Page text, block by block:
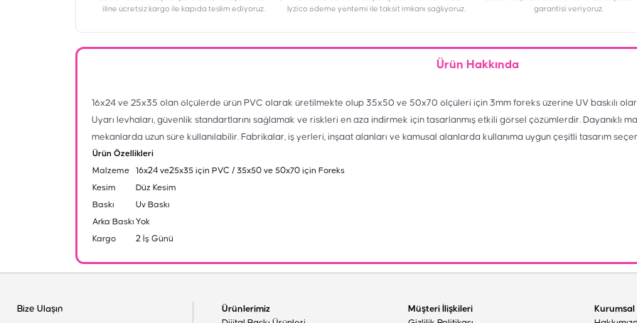
iline ücretsiz kargo ile kapıda teslim ediyoruz.
İyzico ödeme yöntemi ile taksit imkanı sağlıyoruz.
garantisi veriyoruz.
Ürün Hakkında
16x24 ve 25x35 olan ölçülerde ürün PVC olarak üretilmekte olup 35x50 ve 50x70 ölçüleri için 3mm foreks üzerine UV baskılı
Uyarı levhaları, güvenlik standartlarını sağlamak ve riskleri en aza indirmek için tasarlanmış etkili görsel çözümlerdir. Dayanıklı
mekanlarda uzun süre kullanılabilir. Fabrikalar, iş yerleri, inşaat alanları ve kamusal alanlarda kullanıma uygun çeşitli tasarım
Ürün Özellikleri
Malzeme
16x24 ve25x35 için PVC / 35x50 ve 50x70 için Foreks
Kesim
Düz Kesim
Baskı
Uv Baskı
Arka Baskı Yok
Kargo
2 İş Günü
Bize Ulaşın
Ürünlerimiz
Müşteri İlişkileri
Kurumsal